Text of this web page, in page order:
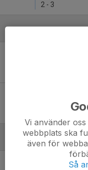
2 - 3
Solna VBK -
Arena
December
Södermalm
Vi använder
webbplats ska
även för
Så